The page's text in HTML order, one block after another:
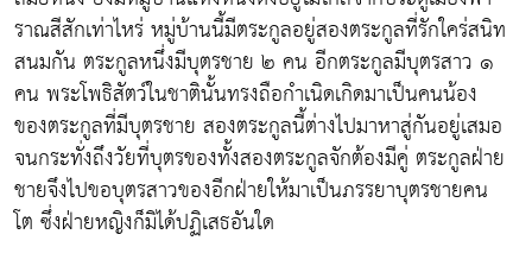
ราณสีสักเท่าไหร่ หมู่บ้านนี้มีตระกูลอยู่สองตระกูลที่รักใคร่สนิท
สนมกัน ตระกูลหนึ่งมีบุตรชาย ๒ คน อีกตระกูลมีบุตรสาว ๑
คน พระโพธิสัตว์ในชาตินั้นทรงถือกำเนิดเกิดมาเป็นคนน้อง
ของตระกูลที่มีบุตรชาย สองตระกูลนี้ต่างไปมาหาสู่กันอยู่เสมอ
จนกระทั่งถึงวัยที่บุตรของทั้งสองตระกูลจักต้องมีคู่ ตระกูลฝ่าย
ชายจึงไปขอบุตรสาวของอีกฝ่ายให้มาเป็นภรรยาบุตรชายคน
โต ซึ่งฝ่ายหญิงก็มิได้ปฏิเสธอันใด